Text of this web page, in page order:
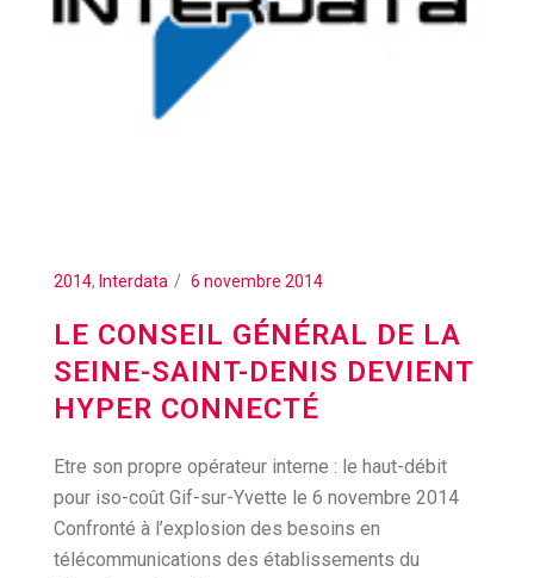
2014, Interdata 6 novembre 2014
LE CONSEIL GÉNÉRAL DE LA
SEINE-SAINT-DENIS DEVIENT
HYPER CONNECTÉ
Etre son propre opérateur interne : le haut-débit
pour iso-coût Gif-sur-Yvette le 6 novembre 2014
Confronté à l’explosion des besoins en
télécommunications des établissements du